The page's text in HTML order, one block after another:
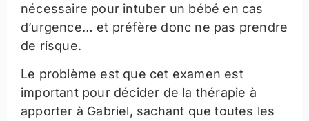
nécessaire pour intuber un bébé en cas
d’urgence… et préfère donc ne pas prendre
de risque.
Le problème est que cet examen est
important pour décider de la thérapie à
apporter à Gabriel, sachant que toutes les